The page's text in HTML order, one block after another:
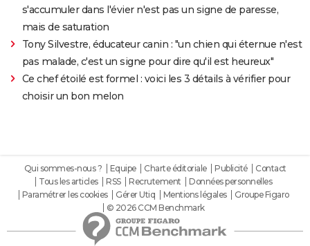
s'accumuler dans l'évier n'est pas un signe de paresse,
mais de saturation
Tony Silvestre, éducateur canin : "un chien qui éternue n'est
pas malade, c'est un signe pour dire qu'il est heureux"
Ce chef étoilé est formel : voici les 3 détails à vérifier pour
choisir un bon melon
Qui sommes-nous ? Equipe Charte éditoriale Publicité
Contact
Tous les articles
RSS Recrutement
Données personnelles
Paramétrer les cookies
Gérer Utiq Mentions légales
Groupe Figaro
© 2026 CCM Benchmark